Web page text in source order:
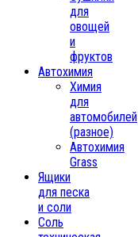
для
овощей
и
фруктов
Автохимия
Химия
для
автомобилей
(разное)
Автохимия
Grass
Ящики
для песка
и соли
Соль